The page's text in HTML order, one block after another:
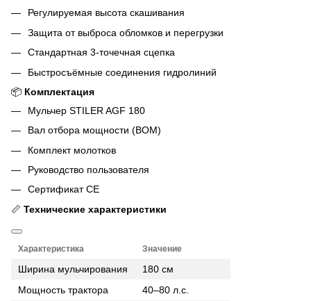
Регулируемая высота скашивания
Защита от выброса обломков и перегрузки
Стандартная 3-точечная сцепка
Быстросъёмные соединения гидролиний
📦 Комплектация
Мульчер STILER AGF 180
Вал отбора мощности (ВОМ)
Комплект молотков
Руководство пользователя
Сертификат CE
📏 Технические характеристики
Характеристика Значение
Ширина мульчирования
180 см
Мощность трактора
40–80 л.с.